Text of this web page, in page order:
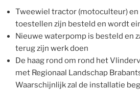
Tweewiel tractor (motoculteur)
toestellen zijn besteld en wordt
Nieuwe waterpomp is besteld en
terug zijn werk doen
De haag rond om rond het
met Regionaal Landschap
Waarschijnlijk zal de installatie